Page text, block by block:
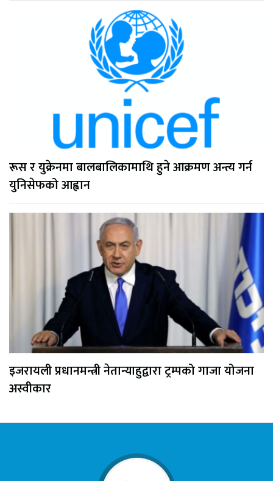
रूस र युक्रेनमा बालबालिकामाथि हुने आक्रमण अन्त्य गर्न
युनिसेफको आह्वान
इजरायली प्रधानमन्त्री नेतान्याहुद्वारा ट्रम्पको गाजा योजना
अस्वीकार